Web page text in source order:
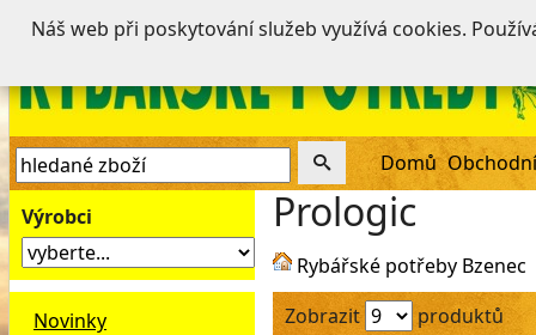
Domů
Výrobci
Novinky
Prologic
Rybářské potřeby Bzenec
Zobrazit
produktů
Náš web při poskytování služeb využívá cookies.